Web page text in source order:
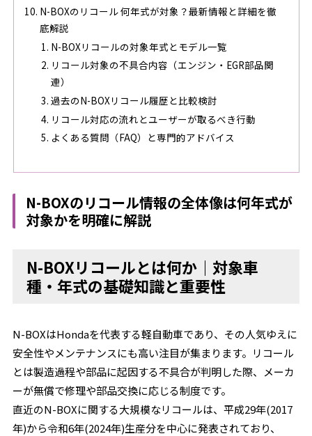
N-BOXのリコール 何年式が対象？最新情報と詳細を徹
底解説
N-BOXリコールの対象年式とモデル一覧
リコール対象の不具合内容（エンジン・EGR部品関
連）
過去のN-BOXリコール履歴と比較検討
リコール対応の流れとユーザーが取るべき行動
よくある質問（FAQ）と専門的アドバイス
N-BOXのリコール情報の全体像は何年式が
対象かを明確に解説
N-BOXリコールとは何か｜対象車
種・年式の基礎知識と重要性
N-BOXはHondaを代表する軽自動車であり、その人気ゆえに
安全性やメンテナンスにも高い注目が集まります。リコール
とは製造過程や部品に起因する不具合が判明した際、メーカ
ーが無償で修理や部品交換に応じる制度です。
直近のN-BOXに関する大規模なリコールは、平成29年(2017
年)から令和6年(2024年)生産分を中心に発表されており、